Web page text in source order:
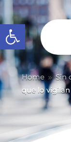
Abrir barra de
Home 9 Sin
que lo vigilan